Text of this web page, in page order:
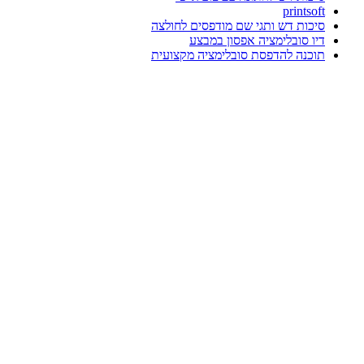
printsoft
סיכות דש ותגי שם מודפסים לחולצה
דיו סובלימציה אפסון במבצע
תוכנה להדפסת סובלימציה מקצועית